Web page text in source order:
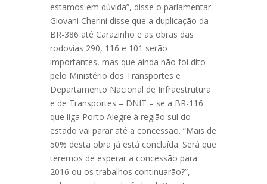
estamos em dúvida”, disse o parlamentar.
Giovani Cherini disse que a duplicação da
BR-386 até Carazinho e as obras das
rodovias 290, 116 e 101 serão
importantes, mas que ainda não foi dito
pelo Ministério dos Transportes e
Departamento Nacional de Infraestrutura
e de Transportes – DNIT – se a BR-116
que liga Porto Alegre à região sul do
estado vai parar até a concessão. “Mais de
50% desta obra já está concluída. Será que
teremos de esperar a concessão para
2016 ou os trabalhos continuarão?”,